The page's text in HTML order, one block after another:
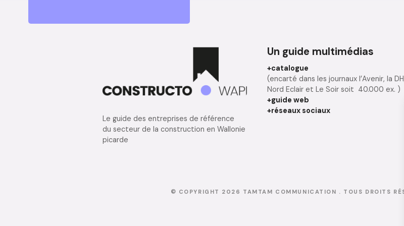
Le guide des entreprises de référence
du secteur de la construction en Wallonie
picarde
Un guide multimédias
+catalogue
(encarté dans les journaux l’Avenir, la
Nord Eclair et Le Soir soit 40.000 ex. )
+guide web
+réseaux sociaux
© COPYRIGHT 2026 TAMTAM COMMUNICATION . TOUS DROITS